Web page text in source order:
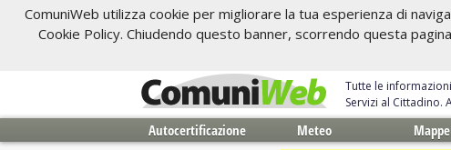
ComuniWeb utilizza cookie per migliorare la tua esperienza di
Cookie Policy. Chiudendo questo banner, scorrendo questa
Tutte le
Servizi al Cittadino.
Autocertificazione Meteo Mappe